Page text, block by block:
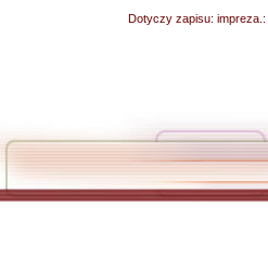
Dotyczy zapisu: impreza.: